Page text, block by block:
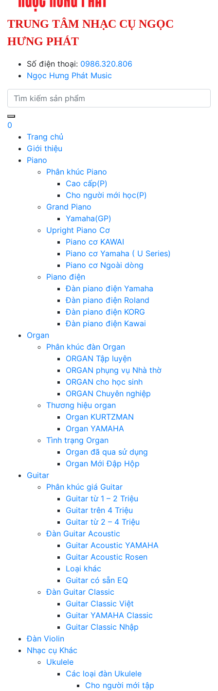
TRUNG TÂM NHẠC CỤ NGỌC
HƯNG PHÁT
Số điện thoại: 0986.320.806
Ngọc Hưng Phát Music
0
Trang chủ
Giới thiệu
Piano
Phân khúc Piano
Cao cấp(P)
Cho người mới học(P)
Grand Piano
Yamaha(GP)
Upright Piano Cơ
Piano cơ KAWAI
Piano cơ Yamaha ( U Series)
Piano cơ Ngoài dòng
Piano điện
Đàn piano điện Yamaha
Đàn piano điện Roland
Đàn piano điện KORG
Đàn piano điện Kawai
Organ
Phân khúc đàn Organ
ORGAN Tập luyện
ORGAN phụng vụ Nhà thờ
ORGAN cho học sinh
ORGAN Chuyên nghiệp
Thương hiệu organ
Organ KURTZMAN
Organ YAMAHA
Tình trạng Organ
Organ đã qua sử dụng
Organ Mới Đập Hộp
Guitar
Phân khúc giá Guitar
Guitar từ 1 – 2 Triệu
Guitar trên 4 Triệu
Guitar từ 2 – 4 Triệu
Đàn Guitar Acoustic
Guitar Acoustic YAMAHA
Guitar Acoustic Rosen
Loại khác
Guitar có sẵn EQ
Đàn Guitar Classic
Guitar Classic Việt
Guitar YAMAHA Classic
Guitar Classic Nhập
Đàn Violin
Nhạc cụ Khác
Ukulele
Các loại đàn Ukulele
Cho người mới tập